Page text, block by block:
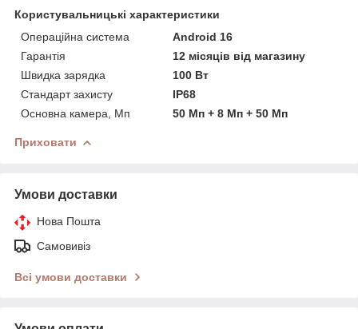
Користувальницькі характеристики
Операційна система
Android 16
Гарантія
12 місяців від магазину
Швидка зарядка
100 Вт
Стандарт захисту
IP68
Основна камера, Мп
50 Мп + 8 Мп + 50 Мп
Приховати
Умови доставки
Нова Пошта
Самовивіз
Всі умови доставки